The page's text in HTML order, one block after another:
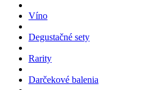
Víno
Degustačné sety
Rarity
Darčekové balenia